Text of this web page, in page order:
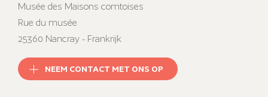
Musée des Maisons comtoises
Rue du musée
25360 Nancray - Frankrijk
NEEM CONTACT MET ONS OP